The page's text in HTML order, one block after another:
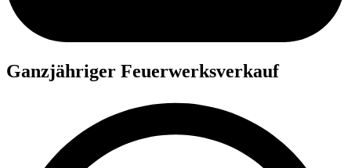
Ganzjähriger Feuerwerksverkauf